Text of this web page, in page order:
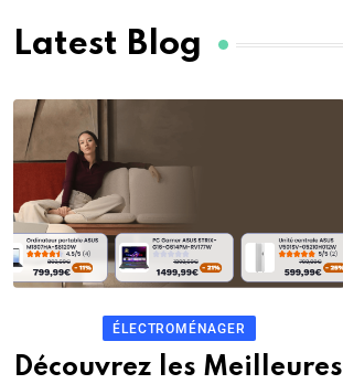
ÉLECTROMÉNAGER
Découvrez les Meilleures